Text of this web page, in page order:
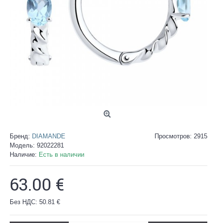
Просмотров: 2915
Бренд: DIAMANDE
Модель: 92022281
Наличие: Есть в наличии
63.00 €
Без НДС: 50.81 €